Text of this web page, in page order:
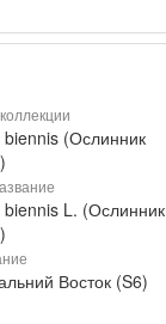
(Ослинник
L. (Ослинник
Восток (S6)